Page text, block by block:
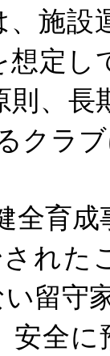
施設
定し
則、長
クラ
育成
れた
留守
安全